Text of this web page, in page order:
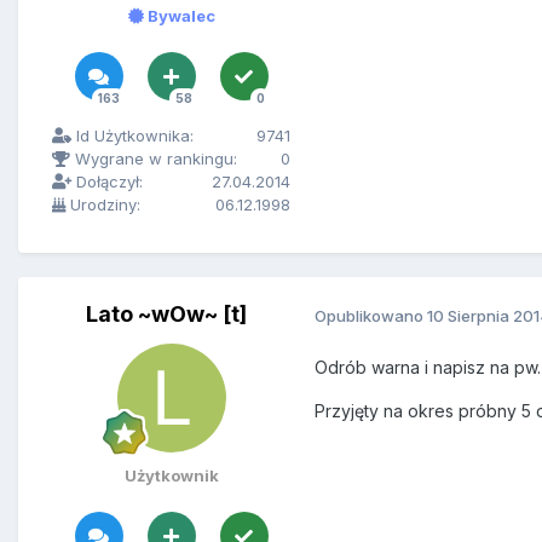
Bywalec
163 58 0
Id Użytkownika:
9741
Wygrane w rankingu:
0
Dołączył:
27.04.2014
Urodziny:
06.12.1998
Lato ~wOw~ [t]
Użytkownik
Opublikowano 10 Sierpnia
Odrób warna i napisz na pw.
Przyjęty na okres próbny 5